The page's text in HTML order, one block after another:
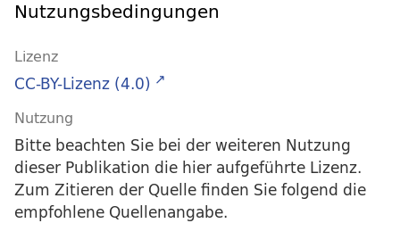
Nutzungsbedingungen
Lizenz
CC-BY-Lizenz (4.0)
Nutzung
Bitte beachten Sie bei der weiteren Nutzung
dieser Publikation die hier aufgeführte Lizenz.
Zum Zitieren der Quelle finden Sie folgend die
empfohlene Quellenangabe.